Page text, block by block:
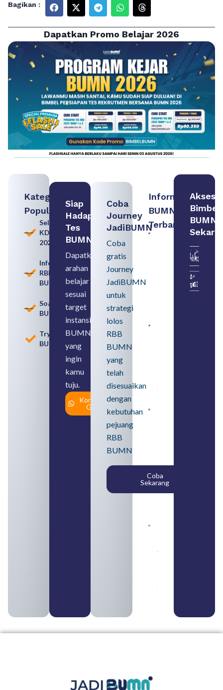
Bagikan :
Dapatkan Promo Belajar 2026
Kategori
Populer
Seleksi
KDKMP
2026
Informasi
RBB
BUMN
Soal
BUMN
Tryout
BUMN
Siap
Hadapi
Tes
BUMN
Dapatkan
arahan
belajar
sesuai
target
instansi
BUMN
yang
ingin
kamu
tuju.
Konsultasi
Gratis
Coba
Journey
JadiBUMN
Coba
gratis
Journey
JadiBUMN
untuk
strategi
lolos
RBB
BUMN
yang
telah
disesuaikan
dengan
kebutuhan
pejuang
RBB
BUMN
Coba
Sekarang
Informasi
BUMN
Terbaru:
Persiapan
Seleksi
Rekrutmen
Memahami
August 8,
2026
August 6,
2026
SMA
Syarat,
Posisi,
dan
Cara
Daftar
August 5,
2026
yang
August 4,
2026
Akses
Bimbel
BUMN